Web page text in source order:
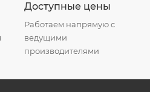
Доступные цены
Работаем напрямую с
ведущими
производителями